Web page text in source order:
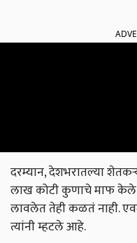
दरम्यान, देशभरातल्या
लाख कोटी कुणाचे माफ
लावलेत तेही कळतं नाही.
त्यांनी म्हटले आहे.